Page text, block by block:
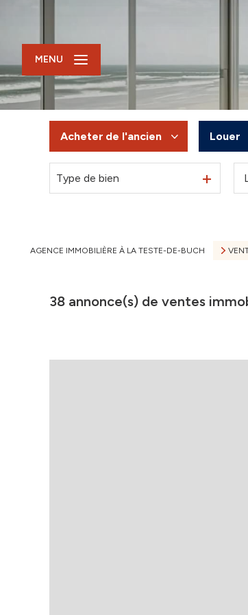
MENU
Acheter de l'ancien
De l'ancien
Louer
à
Type de bien
AGENCE IMMOBILIÈRE À LA TESTE-DE-BUCH
38 annonce(s) de ventes